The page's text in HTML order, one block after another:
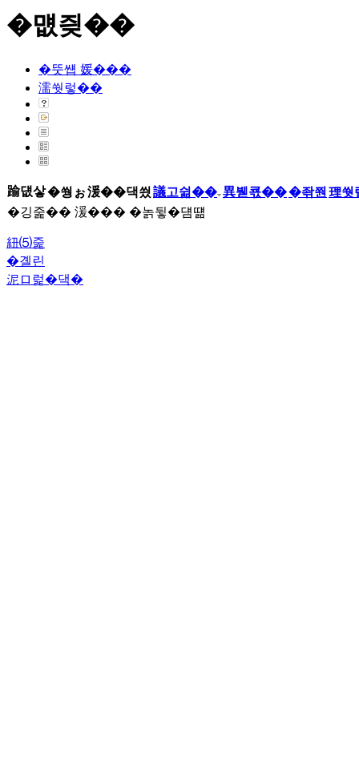
�먮즺��
�뚯썝 媛���
濡쒓렇��
踰덊샇�쒕ぉ湲��댁씠議고쉶�� 異붿쿇���좎쭨 理
�깅줉�� 湲��� �놁뒿�덈떎
紐⑸줉
�곌린
泥ロ럹�댁�